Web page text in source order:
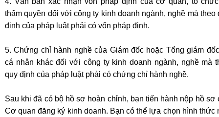
thẩm quyền đối với công ty kinh doanh ngành, nghề mà theo
định của pháp luật phải có vốn pháp định.
5. Chứng chỉ hành nghề của Giám đốc hoặc Tổng giám
cá nhân khác đối với công ty kinh doanh ngành, nghề mà
quy định của pháp luật phải có chứng chỉ hành nghề.
Sau khi đã có bộ hồ sơ hoàn chỉnh, bạn tiến hành nộp hồ sơ
Cơ quanđăng ký kinh doanh . Bạn có thể lựa chọn hình thức